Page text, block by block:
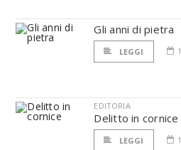
Gli anni di pietra
LEGGI
EDITORIA
Delitto in cornice
LEGGI